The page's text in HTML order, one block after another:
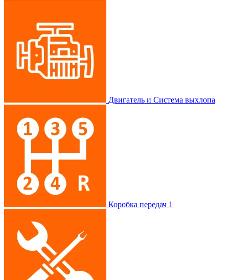
Двигатель и Система выхлопа
Коробка передач 1